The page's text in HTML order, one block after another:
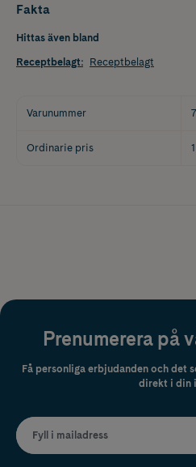
Fakta
Hittas även bland
Receptbelagt: Receptbelagt
Varunummer
Ordinarie pris
Prenumerera på
Få personliga erbjudanden och det
direkt i din
Fyll i mailadress